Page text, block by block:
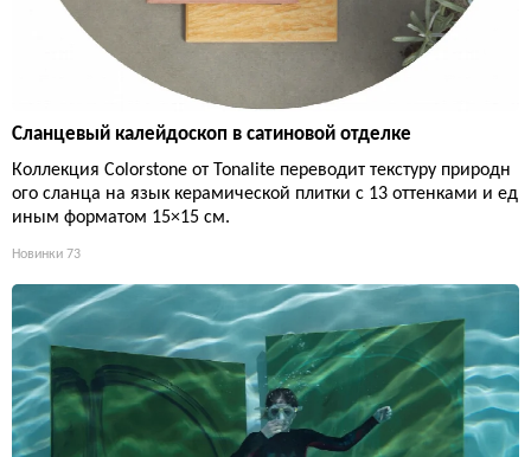
Сланцевый калейдоскоп в сатиновой отделке
Коллекция Colorstone от Tonalite переводит текстуру природн
ого сланца на язык керамической плитки с 13 оттенками и ед
иным форматом 15×15 см.
Новинки 73